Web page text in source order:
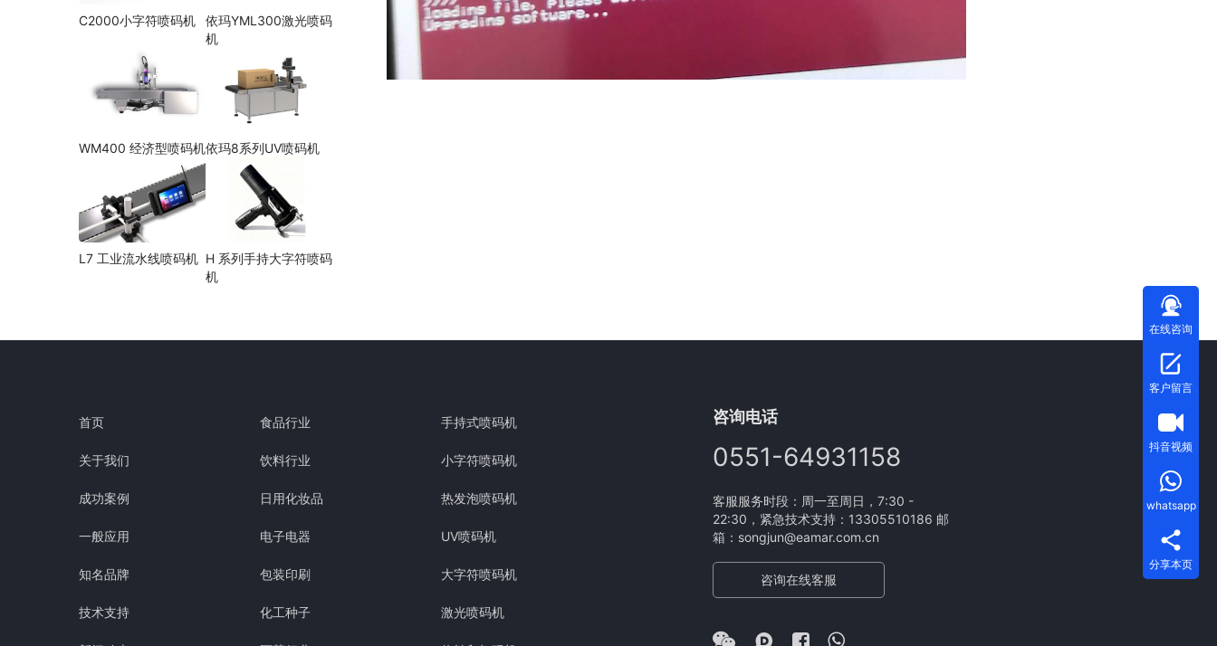
C2000小字符喷码机
依玛YML300激光喷码
机
WM400 经济型喷码机依玛8系列UV喷码机
L7 工业流水线喷码机 H 系列手持大字符喷码
机
首页
关于我们
成功案例
一般应用
知名品牌
技术支持
食品行业
饮料行业
日用化妆品
电子电器
包装印刷
化工种子
手持式喷码机
小字符喷码机
热发泡喷码机
UV喷码机
大字符喷码机
激光喷码机
咨询电话
0551-64931158
客服服务时段：周一至周日，7:30 -
22:30，紧急技术支持：13305510186 邮
箱：songjun@eamar.com.cn
咨询在线客服
在线咨询
客户留言
抖音视频
whatsapp
分享本页